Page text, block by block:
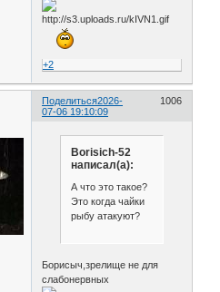
+2
Поделиться 1006
2026-
07-06 19:10:09
Borisich-52
написал(а):
А что это такое?
Это когда чайки
рыбу атакуют?
Борисыч,зрелище не для
слабонервных